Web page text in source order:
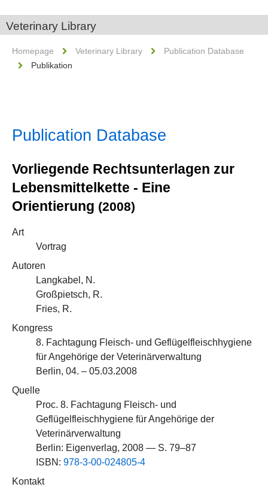
Veterinary Library
Homepage Veterinary Library
Publication Database
Publikation
Publication Database
Vorliegende Rechtsunterlagen zur
Lebensmittelkette - Eine
Orientierung (2008)
Art
Vortrag
Autoren
Langkabel, N.
Großpietsch, R.
Fries, R.
Kongress
8. Fachtagung Fleisch- und Geflügelfleischhygiene
für Angehörige der Veterinärverwaltung
Berlin, 04. – 05.03.2008
Quelle
Proc. 8. Fachtagung Fleisch- und
Geflügelfleischhygiene für Angehörige der
Veterinärverwaltung
Berlin: Eigenverlag, 2008 — S. 79–87
ISBN: 978-3-00-024805-4
Kontakt